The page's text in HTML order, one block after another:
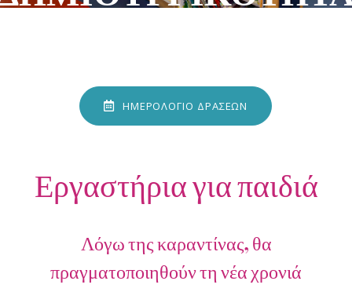
ΗΜΕΡΟΛΟΓΙΟ ΔΡΑΣΕΩΝ
Εργαστήρια για παιδιά
Λόγω της καραντίνας, θα
πραγματοποιηθούν τη νέα χρονιά